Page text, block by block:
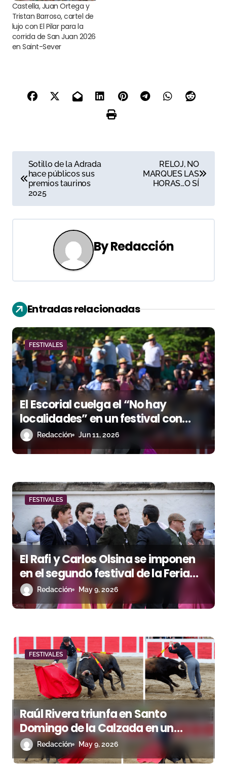
Castella, Juan Ortega y
Tristan Barroso, cartel de
lujo con El Pilar para la
corrida de San Juan 2026
en Saint-Sever
a
v
e
c
i
ó
n
d
e
e
n
t
a
d
a
s
Sotillo de la Adrada
hace públicos sus
premios taurinos
2025
RELOJ, NO
MARQUES LAS
HORAS…O SÍ
ByRedacción
Entradas relacionadas
FESTIVALES
El Escorial cuelga el “No hay
localidades” en un festival con
orejas para Sánchez Zambrano,
Javier Cortés y Julio Campano
Redacción Jun 11, 2026
FESTIVALES
El Rafi y Carlos Olsina se imponen
en el segundo festival de la Feria
Off de Béziers
Redacción May 9, 2026
FESTIVALES
Raúl Rivera triunfa en Santo
Domingo de la Calzada en un
festival marcado por el buen juego
de Eusebio Naranjo
Redacción May 9, 2026